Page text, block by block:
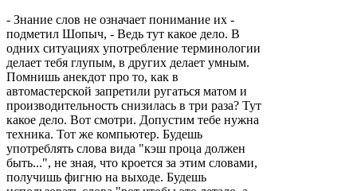
- Знание слов не означает понимание их -
подметил Шопыч, - Ведь тут какое дело. В
одних ситуациях употребление терминологии
делает тебя глупым, в других делает умным.
Помнишь анекдот про то, как в
автомастерской запретили ругаться матом и
производительность снизилась в три раза? Тут
какое дело. Вот смотри. Допустим тебе нужна
техника. Тот же компьютер. Будешь
употреблять слова вида "кэш проца должен
быть...", не зная, что кроется за этим словами,
получишь фигню на выходе. Будешь